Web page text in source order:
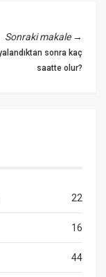
Sonraki makale→
sonra kaç
saatte olur?
22
16
44